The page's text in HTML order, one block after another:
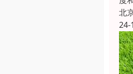
北
24-